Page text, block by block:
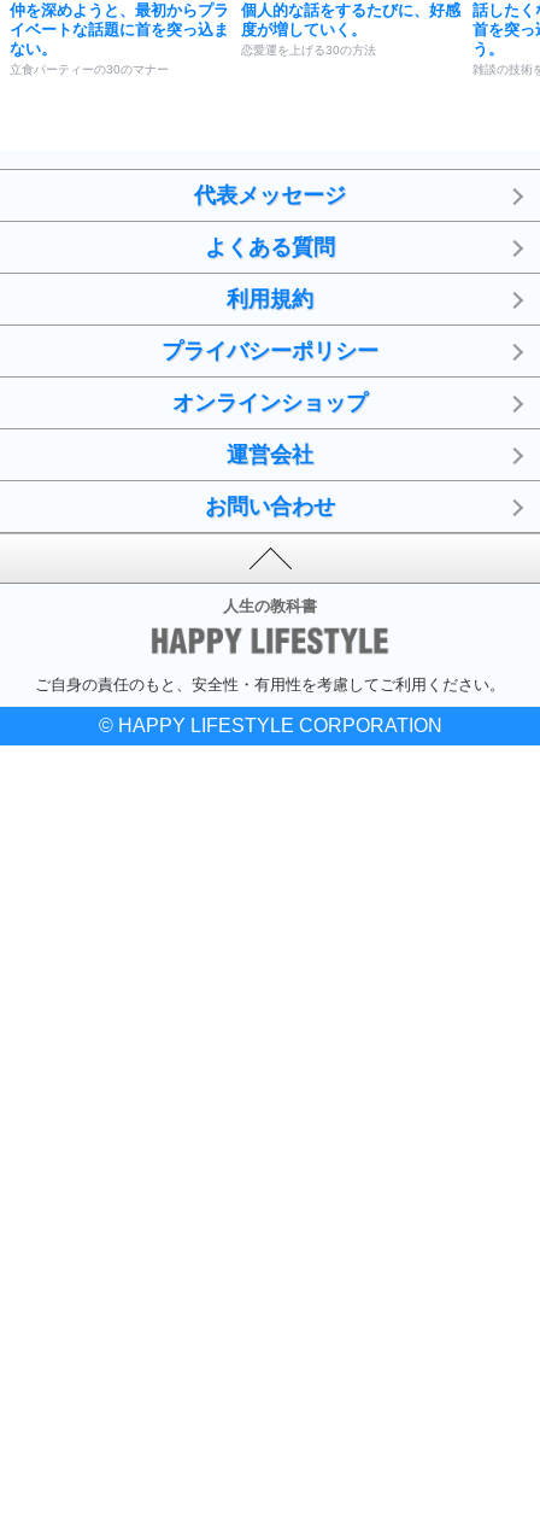
仲を深めようと、最初からプラ
イベートな話題に首を突っ込ま
ない。
立食パーティーの30のマナー
個人的な話をするたびに、好感
度が増していく。
恋愛運を上げる30の方法
話したく
首を突っ
う。
雑談の技術
代表メッセージ
よくある質問
利用規約
プライバシーポリシー
オンラインショップ
運営会社
お問い合わせ
人生の教科書
ご自身の責任のもと、安全性・有用性を考慮してご利用ください。
© HAPPY LIFESTYLE CORPORATION